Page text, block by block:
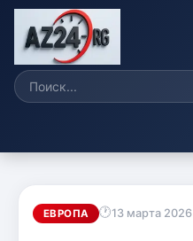
ЕВРОПА 13 марта 2026